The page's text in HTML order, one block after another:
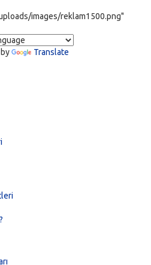
images/reklam1500.png"
Translate